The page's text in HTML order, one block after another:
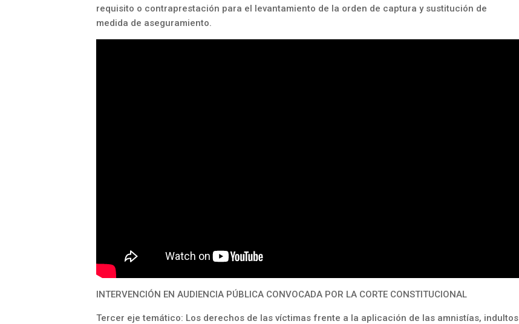
requisito o contraprestación para el levantamiento de la orden de captura y sustitución de
medida de aseguramiento.
INTERVENCIÓN EN AUDIENCIA PÚBLICA CONVOCADA POR LA CORTE CONSTITUCIONAL
Tercer eje temático: Los derechos de las víctimas frente a la aplicación de las amnistías, indultos